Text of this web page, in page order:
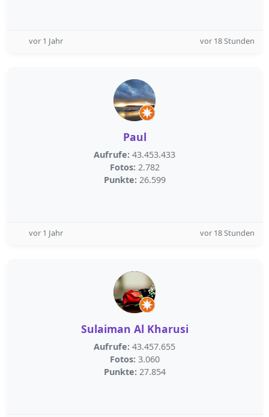
vor 1 Jahr vor 18 Stunden
Paul
Aufrufe: 43.453.433
Fotos: 2.782
Punkte: 26.599
vor 1 Jahr vor 18 Stunden
Sulaiman Al Kharusi
Aufrufe: 43.457.655
Fotos: 3.060
Punkte: 27.854